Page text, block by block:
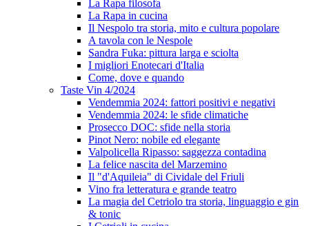
La Rapa filosofa
La Rapa in cucina
Il Nespolo tra storia, mito e cultura popolare
A tavola con le Nespole
Sandra Fuka: pittura larga e sciolta
I migliori Enotecari d'Italia
Come, dove e quando
Taste Vin 4/2024
Vendemmia 2024: fattori positivi e negativi
Vendemmia 2024: le sfide climatiche
Prosecco DOC: sfide nella storia
Pinot Nero: nobile ed elegante
Valpolicella Ripasso: saggezza contadina
La felice nascita del Marzemino
Il "d'Aquileia" di Cividale del Friuli
Vino fra letteratura e grande teatro
La magia del Cetriolo tra storia, linguaggio e gin
& tonic